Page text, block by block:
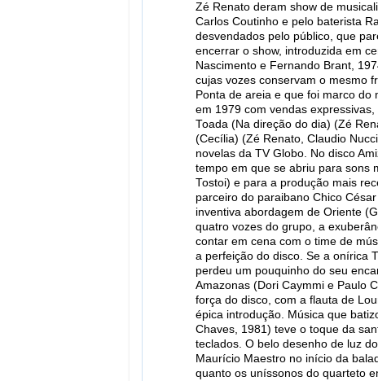
Zé Renato deram show de
Carlos Coutinho e pelo baterista
desvendados pelo público, que
encerrar o show, introduzida em
Nascimento e Fernando Brant,
cujas vozes conservam o mesmo
Ponta de areia e que foi marco
em 1979 com vendas
Toada (Na direção do dia) (Zé
(Cecília) (Zé Renato, Claudio
novelas da TV Globo. No disco
tempo em que se abriu para sons
Tostoi) e para a produção mais
parceiro do paraibano Chico
inventiva abordagem de Oriente
quatro vozes do grupo, a
contar em cena com o time de
a perfeição do disco. Se a onírica
perdeu um pouquinho do seu
Amazonas (Dori Caymmi e Paulo
força do disco, com a flauta de
épica introdução. Música que
Chaves, 1981) teve o toque da
teclados. O belo desenho de luz
Maurício Maestro no início da
quanto os uníssonos do quarteto